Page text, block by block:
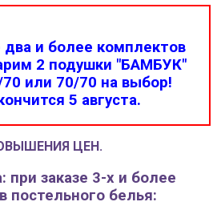
и более комплектов
2 подушки "БАМБУК"
или 70/70 на выбор!
5 августа.
ЦЕН.
при заказе 3-х и более
постельного белья: